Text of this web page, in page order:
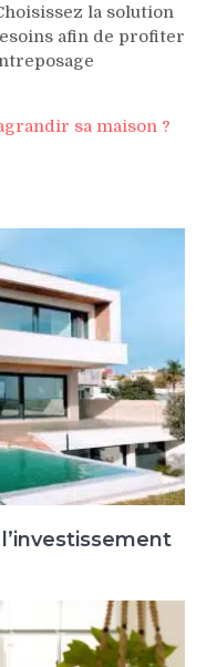
la solution
afin de profiter
sa maison ?